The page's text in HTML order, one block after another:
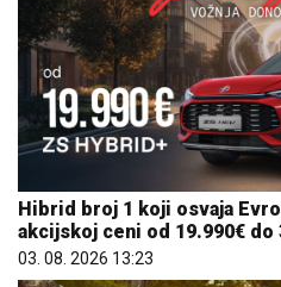
Hibrid broj 1 koji osvaja
akcijskoj ceni od 19.990€ do
03. 08. 2026 13:23